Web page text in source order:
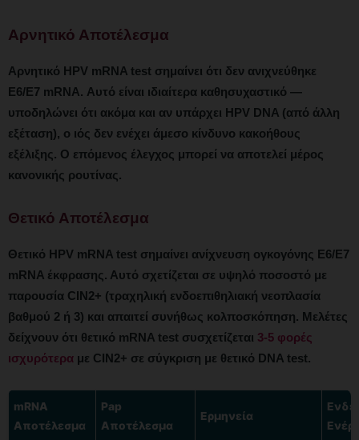
Αρνητικό Αποτέλεσμα
Αρνητικό HPV mRNA test σημαίνει ότι δεν ανιχνεύθηκε
E6/E7 mRNA. Αυτό είναι ιδιαίτερα καθησυχαστικό —
υποδηλώνει ότι ακόμα και αν υπάρχει HPV DNA (από άλλη
εξέταση), ο ιός δεν ενέχει άμεσο κίνδυνο κακοήθους
εξέλιξης. Ο επόμενος έλεγχος μπορεί να αποτελεί μέρος
κανονικής ρουτίνας.
Θετικό Αποτέλεσμα
Θετικό HPV mRNA test σημαίνει ανίχνευση ογκογόνης E6/E7
mRNA έκφρασης. Αυτό σχετίζεται σε υψηλό ποσοστό με
παρουσία CIN2+ (τραχηλική ενδοεπιθηλιακή νεοπλασία
βαθμού 2 ή 3) και απαιτεί συνήθως κολποσκόπηση. Μελέτες
δείχνουν ότι θετικό mRNA test συσχετίζεται 3-5 φορές
ισχυρότερα με CIN2+ σε σύγκριση με θετικό DNA test.
mRNA
Αποτέλεσμα
Pap
Αποτέλεσμα
Ερμηνεία